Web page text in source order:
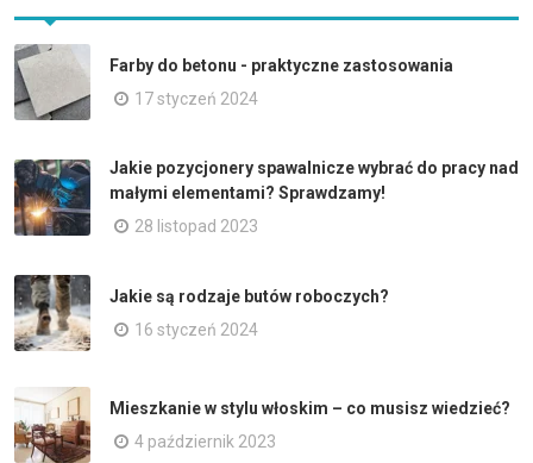
Farby do betonu - praktyczne zastosowania
17 styczeń 2024
Jakie pozycjonery spawalnicze wybrać do pracy nad
małymi elementami? Sprawdzamy!
28 listopad 2023
Jakie są rodzaje butów roboczych?
16 styczeń 2024
Mieszkanie w stylu włoskim – co musisz wiedzieć?
4 październik 2023